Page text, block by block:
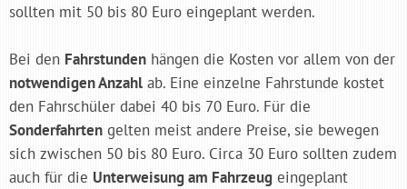
sollten mit 50 bis 80 Euro eingeplant werden.
Bei den Fahrstunden hängen die Kosten vor allem von der
notwendigen Anzahl ab. Eine einzelne Fahrstunde kostet
den Fahrschüler dabei 40 bis 70 Euro. Für die
Sonderfahrten gelten meist andere Preise, sie bewegen
sich zwischen 50 bis 80 Euro. Circa 30 Euro sollten zudem
auch für die Unterweisung am Fahrzeug eingeplant